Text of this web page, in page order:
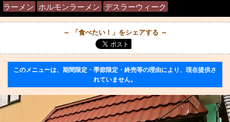
ラーメン ホルモンラーメン デスラーウィーク
～ 「食べたい！」をシェアする ～
このメニューは、期間限定・季節限定・終売等の理由により、現在提供さ
れていません。